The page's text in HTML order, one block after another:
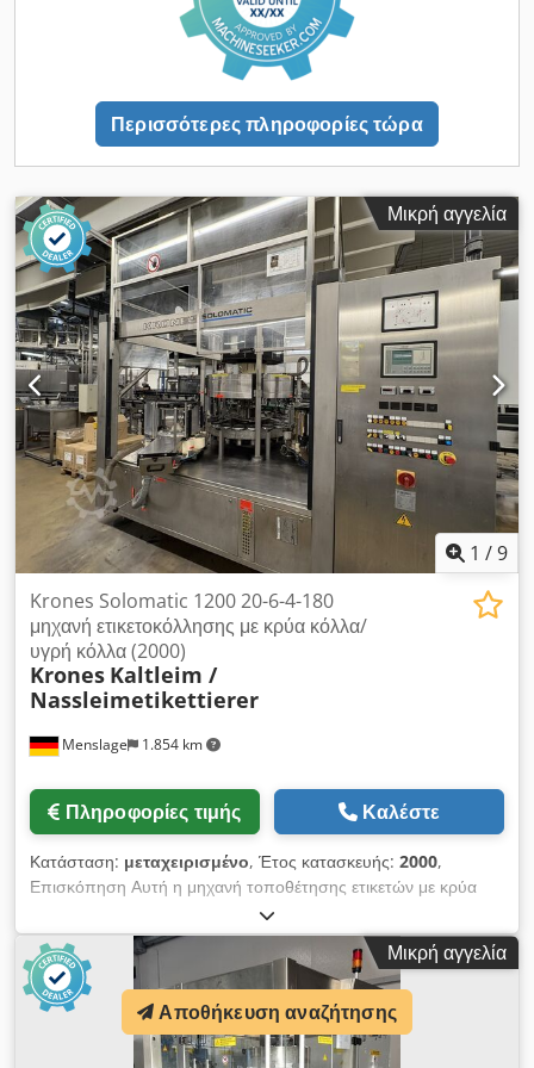
Περισσότερες πληροφορίες τώρα
Μικρή αγγελία
1 /9
Menslage 1.854 km
Krones Solomatic 1200 20-6-4-180
μηχανή ετικετοκόλλησης με κρύα κόλλα/
υγρή κόλλα (2000)
Krones Kaltleim /
Nassleimetikettierer
Πληροφορίες τιμής Καλέστε
Κατάσταση: μεταχειρισμένο, Έτος κατασκευής: 2000,
Επισκόπηση Αυτή η μηχανή τοποθέτησης ετικετών με κρύα
κόλλα κατασκευάστηκε το 2000 από την Krones. Η μηχανή έχει
σχεδιαστεί για την τοποθέτηση ετικετών με κρύα κόλλα σε
φιάλες. Είναι εξοπλισμένη με τρεις μονάδες ετικετοκόλλησης
(πρόσθια, οπίσθια και λαιμού/σφραγιστική ετικέτα) και
λειτουργεί με τραπέζι περιστροφής 20 κεφαλών, καθιστώντας
την κατάλληλη για γραμμές παραγωγής ποτών μεσαίας
ταχύτητας. Η εγκατάσταση διαθέτει ενσωματωμένο σύστημα
Μικρή αγγελία
Αποθήκευση αναζήτησης